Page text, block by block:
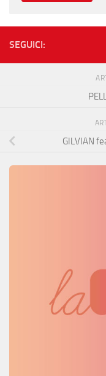
SEGUICI:
GILVIAN